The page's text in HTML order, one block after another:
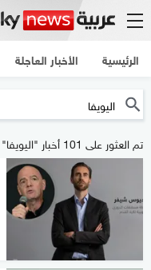
الرئيسية الأخبار العاجلة
تم العثور على 101 أخبار "اليويفا"